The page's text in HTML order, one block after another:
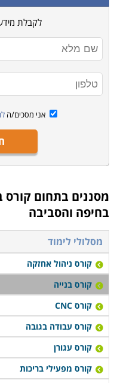
לקבלת
אני מסכים/ה
מסננים בתחום קורס
בחיפה והסביבה
מסלולי לימוד
קורס ניהול אחזקה
קורס בנייה
קורס CNC
קורס עבודה בגובה
קורס עגורן
קורס מפעילי בריכות